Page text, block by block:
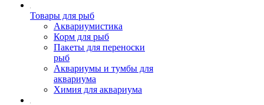
Товары для рыб
Аквариумистика
Корм для рыб
Пакеты для переноски
рыб
Аквариумы и тумбы для
аквариума
Химия для аквариума